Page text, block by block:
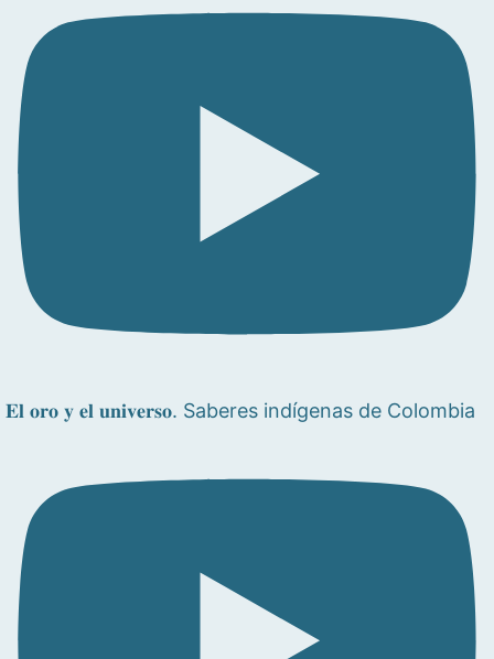
𝐄𝐥 𝐨𝐫𝐨 𝐲 𝐞𝐥 𝐮𝐧𝐢𝐯𝐞𝐫𝐬𝐨. Saberes indígenas de Colombia